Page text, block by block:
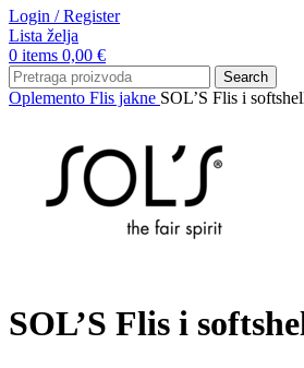
Login / Register
Lista želja
0 items 0,00 €
Search
Oplemento Flis jakne SOL’S Flis i
SOL’S Flis i